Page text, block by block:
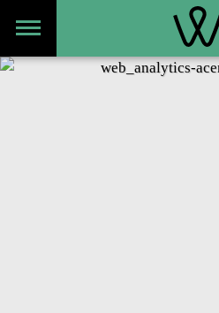
Meny